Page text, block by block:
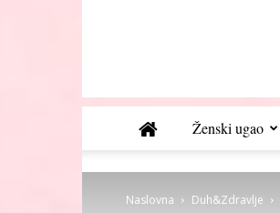
Ženski ugao
Naslovna Duh&Zdravlje